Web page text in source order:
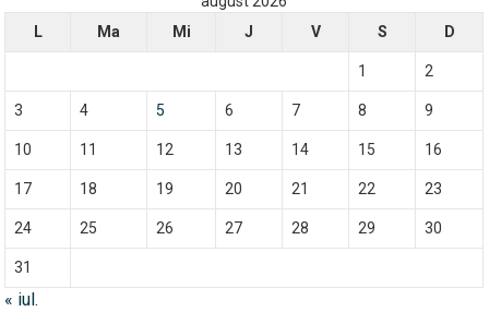
L
Ma Mi J V S D
1 2
3 4 5 6 7 8 9
10 11 12 13 14 15 16
17 18 19 20 21 22 23
24 25 26 27 28 29 30
31
« iul.